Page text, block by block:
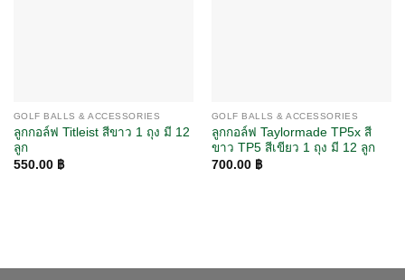
GOLF BALLS & ACCESSORIES
ลูกกอล์ฟ Titleist สีขาว 1 ถุง มี 12
ลูก
550.00 ฿
GOLF BALLS & ACCESSORIES
ลูกกอล์ฟ Taylormade TP5x สี
ขาว TP5 สีเขียว 1 ถุง มี 12 ลูก
700.00 ฿